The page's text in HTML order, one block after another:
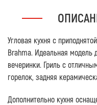
Угловая кухня с
Brahma. Идеальная модель
вечеринки. Гриль с
горелок, задняя
Дополнительно кухня